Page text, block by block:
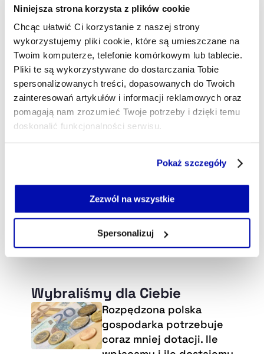
Niniejsza strona korzysta z plików cookie
Chcąc ułatwić Ci korzystanie z naszej strony
wykorzystujemy pliki cookie, które są umieszczane na
Twoim komputerze, telefonie komórkowym lub tablecie.
Pliki te są wykorzystywane do dostarczania Tobie
spersonalizowanych treści, dopasowanych do Twoich
zainteresowań artykułów i informacji reklamowych oraz
pomagają nam zrozumieć Twoje potrzeby i dzięki temu
doskonalić funkcjonalności serwisu.
Jeżeli nie wyrażasz zgody na zapisywanie plików cookie,
możesz łatwo zarządzać swoimi uprawnieniami, np. we
własnej przeglądarce internetowej lub po wybraniu opcji
Pokaż szczegóły
Zezwól na wszystkie
Spersonalizuj
Wybraliśmy dla Ciebie
Rozpędzona polska
gospodarka potrzebuje
coraz mniej dotacji. Ile
dostarczał Czytelnikom i Słuchaczom ważnych i
ciekawych informacji z Europy Środkowej i
Wschodniej.
bartlomiej.mayer@xyz.pl